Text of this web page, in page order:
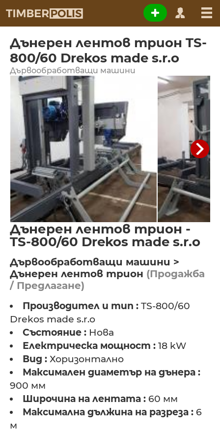
Дънерен лентов трион TS-
800/60 Drekos made s.r.o
Дървообработващи машини
Дънерен лентов трион -
TS-800/60 Drekos made s.r.o
Дървообработващи машини >
Дънерен лентов трион (Продажба
/ Предлагане)
Производител и тип : TS-800/60
Drekos made s.r.o
Състояние : Нова
Електрическа мощност : 18 kW
Вид : Хоризонтално
Максимален диаметър на дънера :
900 мм
Широчина на лентата : 60 мм
Максимална дължина на разреза : 6
м